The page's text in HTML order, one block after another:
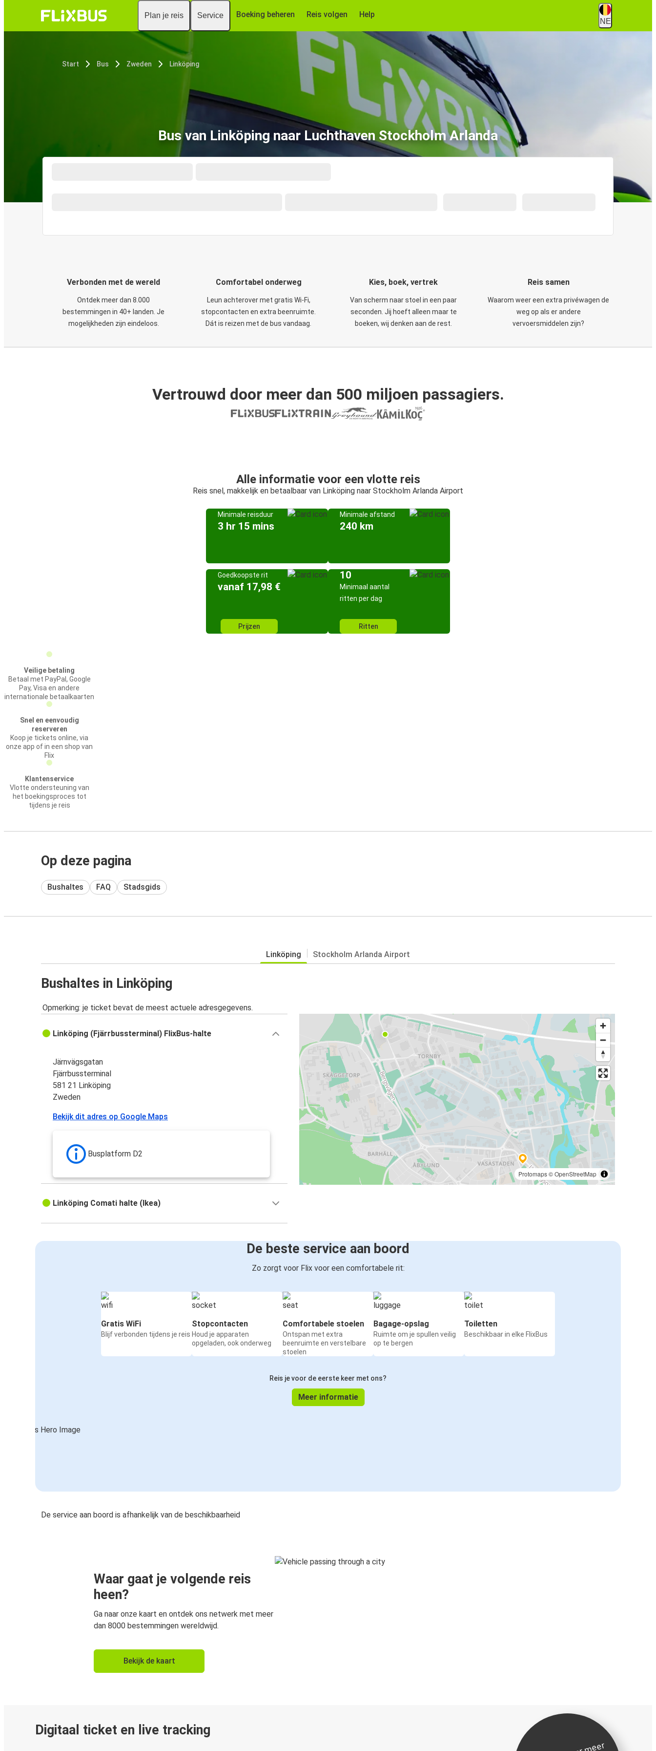
Plan je reis Service Boeking beheren Reis volgen Help
NE
Start Bus Zweden Linköping
Bus van Linköping naar Luchthaven Stockholm Arlanda
Verbonden met de wereld
Ontdek meer dan 8.000
bestemmingen in 40+ landen. Je
mogelijkheden zijn eindeloos.
Comfortabel onderweg
Leun achterover met gratis Wi-Fi,
stopcontacten en extra beenruimte.
Dát is reizen met de bus vandaag.
Kies, boek, vertrek
Van scherm naar stoel in een paar
seconden. Jij hoeft alleen maar te
boeken, wij denken aan de rest.
Reis samen
Waarom weer een extra privéwagen de
weg op als er andere
vervoersmiddelen zijn?
Vertrouwd door meer dan 500 miljoen passagiers.
Alle informatie voor een vlotte reis
Reis snel, makkelijk en betaalbaar van Linköping naar Stockholm Arlanda Airport
Minimale reisduur
3 hr 15 mins
Minimale afstand
240 km
Goedkoopste rit
vanaf 17,98 €
Prijzen
10
Minimaal aantal
ritten per dag
Ritten
Veilige betaling
Betaal met PayPal, Google
Pay, Visa en andere
internationale betaalkaarten
Snel en eenvoudig
reserveren
Koop je tickets online, via
onze app of in een shop van
Flix
Klantenservice
Vlotte ondersteuning van
het boekingsproces tot
tijdens je reis
Op deze pagina
Bushaltes FAQ Stadsgids
Linköping Stockholm Arlanda Airport
Bushaltes in Linköping
Opmerking: je ticket bevat de meest actuele adresgegevens.
Protomaps©OpenStreetMap
Linköping (Fjärrbussterminal) FlixBus-halte
Järnvägsgatan
Fjärrbussterminal
581 21 Linköping
Zweden
Bekijk dit adres op Google Maps
Busplatform D2
Linköping Comati halte (Ikea)
De beste service aan boord
Zo zorgt voor Flix voor een comfortabele rit:
Gratis WiFi
Blijf verbonden tijdens je reis
Stopcontacten
Houd je apparaten
opgeladen, ook onderweg
Comfortabele stoelen
Ontspan met extra
beenruimte en verstelbare
stoelen
Bagage-opslag
Ruimte om je spullen veilig
op te bergen
Toiletten
Beschikbaar in elke FlixBus
Reis je voor de eerste keer met ons?
Meer informatie
De service aan boord is afhankelijk van de beschikbaarheid
Waar gaat je volgende reis
heen?
Ga naar onze kaart en ontdek ons netwerk met meer
dan 8000 bestemmingen wereldwijd.
Bekijk de kaart
Digitaal ticket en live tracking